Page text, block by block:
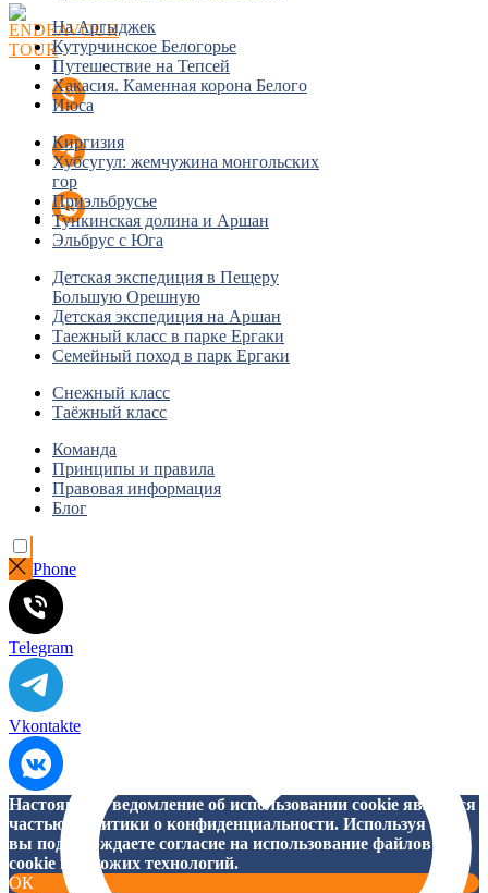
На Аргыджек
Кутурчинское Белогорье
Путешествие на Тепсей
Хакасия. Каменная корона Белого
Июса
Киргизия
Хубсугул: жемчужина монгольских
гор
Приэльбрусье
Тункинская долина и Аршан
Эльбрус с Юга
Детская экспедиция в Пещеру
Большую Орешную
Детская экспедиция на Аршан
Таежный класс в парке Ергаки
Семейный поход в парк Ергаки
Снежный класс
Таёжный класс
Команда
Принципы и правила
Правовая информация
Блог
Phone
Telegram
Vkontakte
Настоящее Уведомление об использовании cookie является
частью Политики о конфиденциальности. Используя сайт,
вы подтверждаете согласие на использование файлов
cookie и похожих технологий.
ОК